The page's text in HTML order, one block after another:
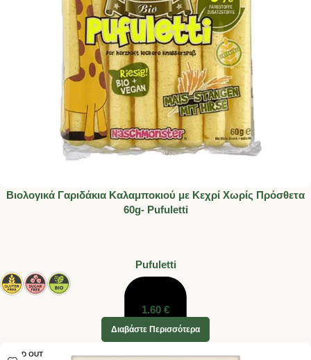
Βιολογικά Γαριδάκια Καλαμποκιού με Κεχρί Χωρίς Πρόσθετα
60g- Pufuletti
Pufuletti
1.60 €
Διαβάστε Περισσότερα
SOLD OUT